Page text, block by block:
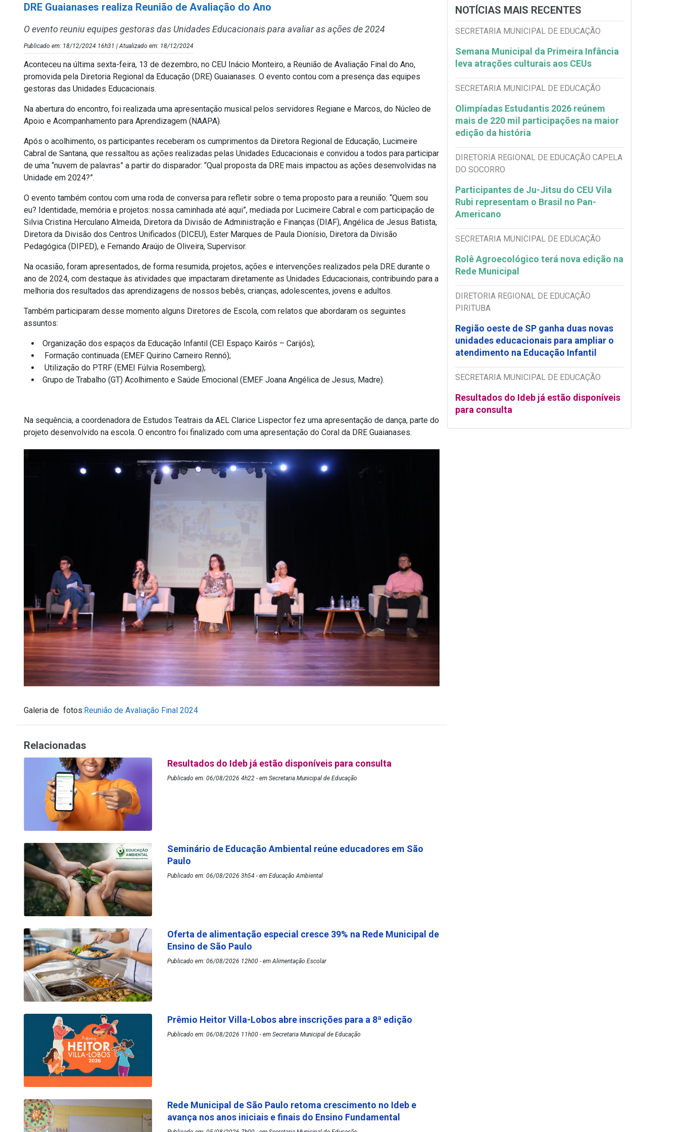
DRE Guaianases realiza Reunião de Avaliação do Ano
O evento reuniu equipes gestoras das Unidades Educacionais para avaliar as ações de 2024
Publicado em: 18/12/2024 16h31 | Atualizado em: 18/12/2024
Aconteceu na última sexta-feira, 13 de dezembro, no CEU Inácio Monteiro, a Reunião de Avaliação Final do Ano,
promovida pela Diretoria Regional da Educação (DRE) Guaianases. O evento contou com a presença das equipes
gestoras das Unidades Educacionais.
Na abertura do encontro, foi realizada uma apresentação musical pelos servidores Regiane e Marcos, do Núcleo de
Apoio e Acompanhamento para Aprendizagem (NAAPA).
Após o acolhimento, os participantes receberam os cumprimentos da Diretora Regional de Educação, Lucimeire
Cabral de Santana, que ressaltou as ações realizadas pelas Unidades Educacionais e convidou a todos para participar
de uma “nuvem de palavras” a partir do disparador: “Qual proposta da DRE mais impactou as ações desenvolvidas na
Unidade em 2024?”.
O evento também contou com uma roda de conversa para refletir sobre o tema proposto para a reunião: “Quem sou
eu? Identidade, memória e projetos: nossa caminhada até aqui”, mediada por Lucimeire Cabral e com participação de
Silvia Cristina Herculano Almeida, Diretora da Divisão de Administração e Finanças (DIAF), Angélica de Jesus Batista,
Diretora da Divisão dos Centros Unificados (DICEU), Ester Marques de Paula Dionísio, Diretora da Divisão
Pedagógica (DIPED), e Fernando Araújo de Oliveira, Supervisor.
Na ocasião, foram apresentados, de forma resumida, projetos, ações e intervenções realizados pela DRE durante o
ano de 2024, com destaque às atividades que impactaram diretamente as Unidades Educacionais, contribuindo para a
melhoria dos resultados das aprendizagens de nossos bebês, crianças, adolescentes, jovens e adultos.
Também participaram desse momento alguns Diretores de Escola, com relatos que abordaram os seguintes
assuntos:
Organização dos espaços da Educação Infantil (CEI Espaço Kairós – Carijós);
Formação continuada (EMEF Quirino Carneiro Rennó);
Utilização do PTRF (EMEI Fúlvia Rosemberg);
Grupo de Trabalho (GT) Acolhimento e Saúde Emocional (EMEF Joana Angélica de Jesus, Madre).
Na sequência, a coordenadora de Estudos Teatrais da AEL Clarice Lispector fez uma apresentação de dança, parte do
projeto desenvolvido na escola. O encontro foi finalizado com uma apresentação do Coral da DRE Guaianases.
Galeria de fotos:Reunião de Avaliação Final 2024
NOTÍCIAS MAIS RECENTES
SECRETARIA MUNICIPAL DE EDUCAÇÃO
Semana Municipal da Primeira Infância
leva atrações culturais aos CEUs
SECRETARIA MUNICIPAL DE EDUCAÇÃO
Olimpíadas Estudantis 2026 reúnem
mais de 220 mil participações na maior
edição da história
DIRETORIA REGIONAL DE EDUCAÇÃO CAPELA
DO SOCORRO
Participantes de Ju-Jitsu do CEU Vila
Rubi representam o Brasil no Pan-
Americano
SECRETARIA MUNICIPAL DE EDUCAÇÃO
Rolê Agroecológico terá nova edição na
Rede Municipal
DIRETORIA REGIONAL DE EDUCAÇÃO
PIRITUBA
Região oeste de SP ganha duas novas
unidades educacionais para ampliar o
atendimento na Educação Infantil
SECRETARIA MUNICIPAL DE EDUCAÇÃO
Resultados do Ideb já estão disponíveis
para consulta
Relacionadas
Resultados do Ideb já estão disponíveis para consulta
Publicado em: 06/08/2026 4h22 - em Secretaria Municipal de Educação
Seminário de Educação Ambiental reúne educadores em São
Paulo
Publicado em: 06/08/2026 3h54 - em Educação Ambiental
Oferta de alimentação especial cresce 39% na Rede Municipal de
Ensino de São Paulo
Publicado em: 06/08/2026 12h00 - em Alimentação Escolar
Prêmio Heitor Villa-Lobos abre inscrições para a 8ª edição
Publicado em: 06/08/2026 11h00 - em Secretaria Municipal de Educação
Rede Municipal de São Paulo retoma crescimento no Ideb e
avança nos anos iniciais e finais do Ensino Fundamental